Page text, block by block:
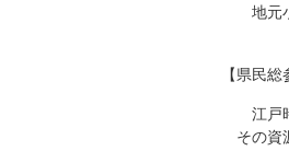
地元小
【県民
江戸時
その資